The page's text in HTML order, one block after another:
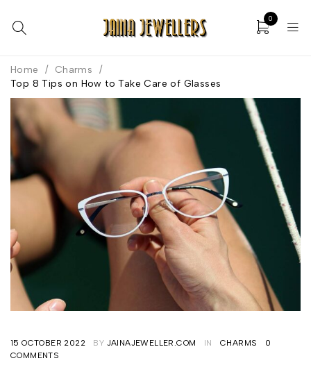
0
Home / Charms
/
Top 8 Tips on How to Take Care of Glasses
15 OCTOBER 2022 BY JAINAJEWELLER.COM IN CHARMS
0
COMMENTS